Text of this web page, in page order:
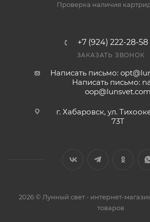
Проверка наличия
+7 (924) 222-28-58
ЗАКАЗАТЬ ЗВОНОК
Написать письмо:
Написать письмо:
oop@lunsvet.com
г. Хабаровск, ул.
73Т
2026 © Лунный свет - интернет-
товаров